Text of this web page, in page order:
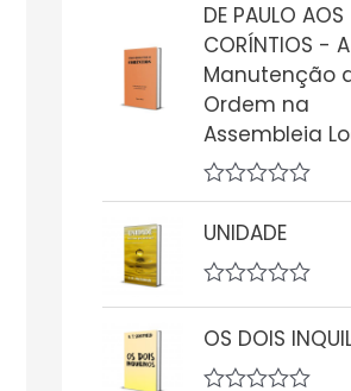
0
d
e
5
l
i
a
ç
ã
o
0
d
e
5
DE PAULO AOS
CORÍNTIOS - A
Manutenção
Ordem na
Assembleia
A
v
a
i
a
ã
o
0
UNIDADE
a
i
OS DOIS